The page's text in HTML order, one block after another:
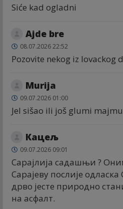
Siće kad ogladni
Ajde bre
08.07.2026 22:52
Pozovite nekog iz lovackog
Murija
09.07.2026 01:00
Jel sišao ili još glumi
Кацељ
09.07.2026 09:01
Сарајлија садашњи ?
Сарајеву послије
дрво јесте природно
на асфалт.